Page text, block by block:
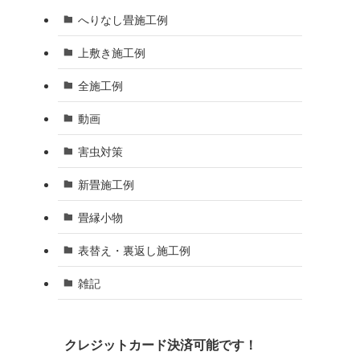
へりなし畳施工例
上敷き施工例
全施工例
動画
害虫対策
新畳施工例
畳縁小物
表替え・裏返し施工例
雑記
クレジットカード決済可能です！